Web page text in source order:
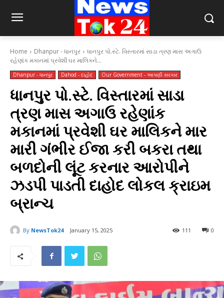
Home Dhanpur - ધાનપુર
ધાનપુર પો.સ્ટે. વિસ્તારમાં સાડા ત્રણ માસ અગાઉ
રહેણાંક મકાનમાં પ્રવેશી ઘર માલિકને...
Dhanpur - ધાનપુર Dahod - દાહોદ Our Government - આપણી સરકાર
ધાનપુર પો.સ્ટે. વિસ્તારમાં સાડા
ત્રણ માસ અગાઉ રહેણાંક
મકાનમાં પ્રવેશી ઘર માલિકને માર
મારી ગંભીર ઈજા કરી બકરા તથા
બળદોની લૂંટ કરનાર આરોપીને
ઝડપી પાડતી દાહોદ લોકલ ક્રાઇમ
બ્રાન્ચ
By NewsTok24 January 15, 2025 0
111